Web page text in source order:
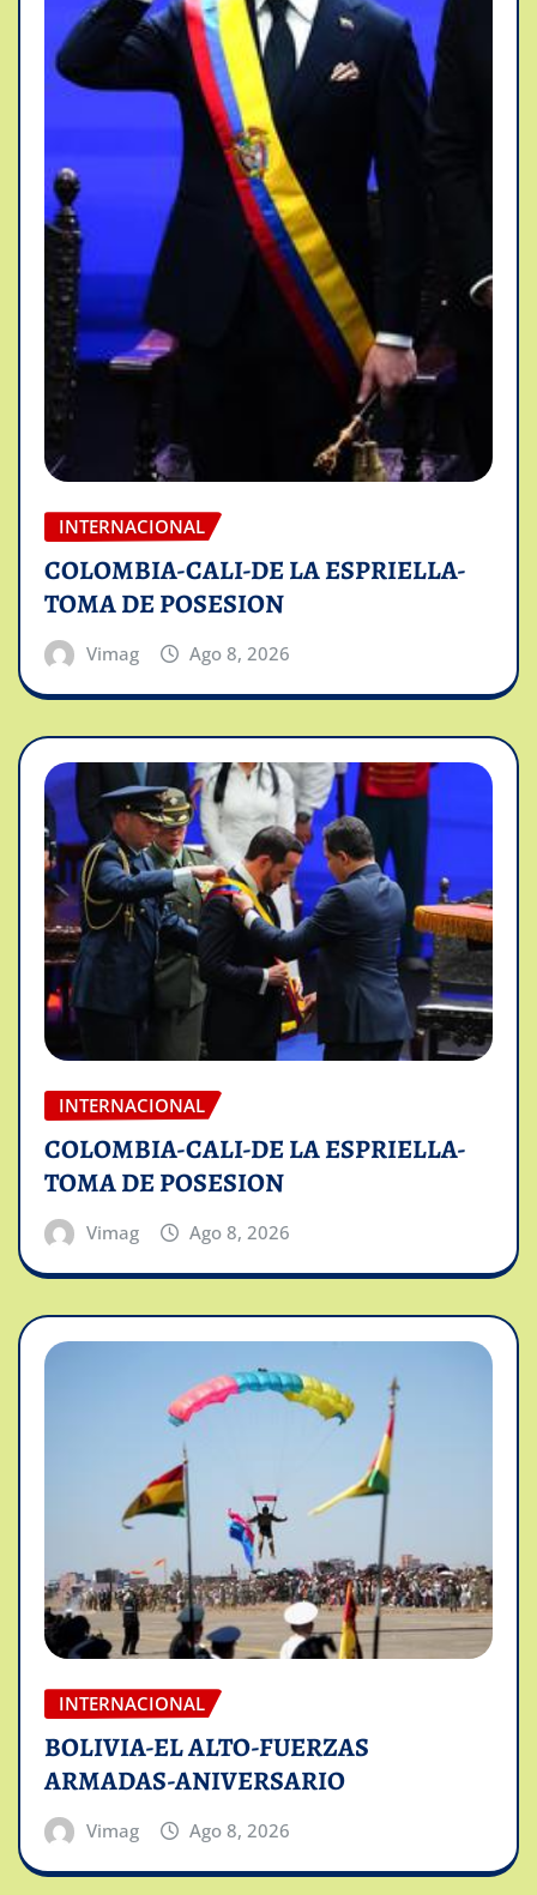
INTERNACIONAL
COLOMBIA-CALI-DE LA ESPRIELLA-
TOMA DE POSESION
Vimag Ago 8, 2026
INTERNACIONAL
COLOMBIA-CALI-DE LA ESPRIELLA-
TOMA DE POSESION
Vimag Ago 8, 2026
INTERNACIONAL
BOLIVIA-EL ALTO-FUERZAS
ARMADAS-ANIVERSARIO
Vimag Ago 8, 2026